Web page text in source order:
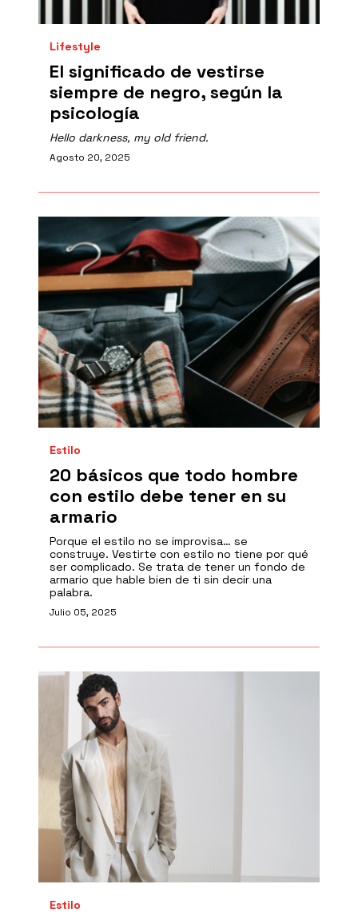
Lifestyle
El significado de vestirse
siempre de negro, según la
psicología
Hello darkness, my old friend.
Agosto 20, 2025
Estilo
20 básicos que todo hombre
con estilo debe tener en su
armario
Porque el estilo no se improvisa… se
construye. Vestirte con estilo no tiene por qué
ser complicado. Se trata de tener un fondo de
armario que hable bien de ti sin decir una
palabra.
Julio 05, 2025
Estilo